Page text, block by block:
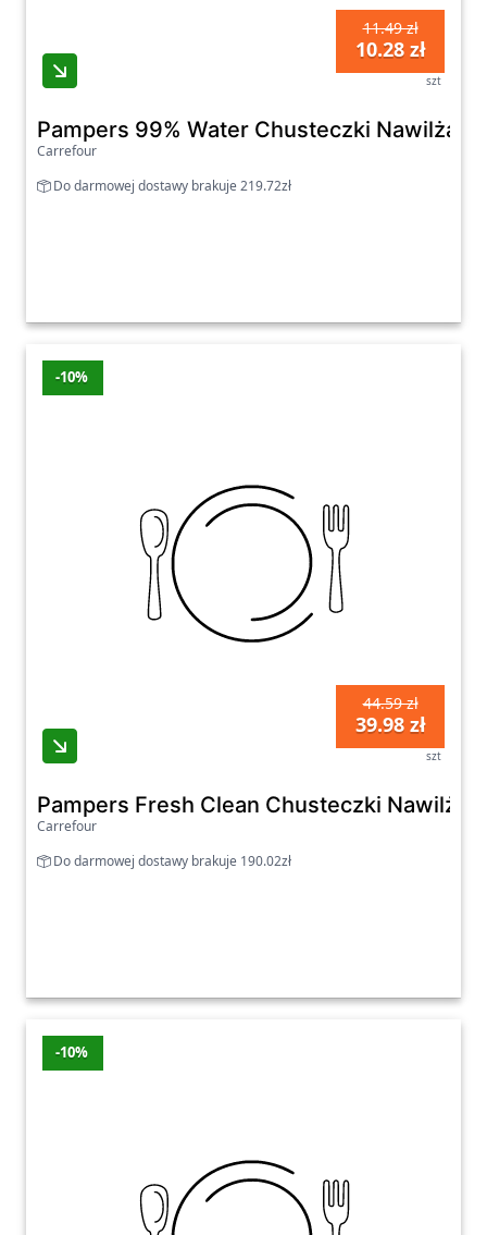
11.49 zł
10.28 zł
szt
Pampers 99% Water Chusteczki
Carrefour
Do darmowej dostawy brakuje 219.72zł
-10%
44.59 zł
39.98 zł
szt
Pampers Fresh Clean Chusteczki
Carrefour
Do darmowej dostawy brakuje 190.02zł
-10%